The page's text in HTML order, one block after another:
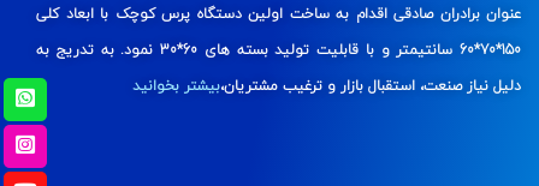
عنوان برادران صادقی اقدام به ساخت اولین دستگاه پرس کوچک با ابعاد کلی
150*70*60 سانتیمتر و با قابلیت تولید بسته های 60*30 نمود. به تدریج به
دلیل نیاز صنعت، استقبال بازار و ترغیب مشتریان،بیشتر بخوانید